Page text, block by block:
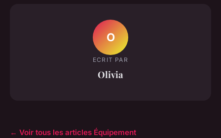
O
ECRIT PAR
Olivia
← Voir tous les articles Équipement